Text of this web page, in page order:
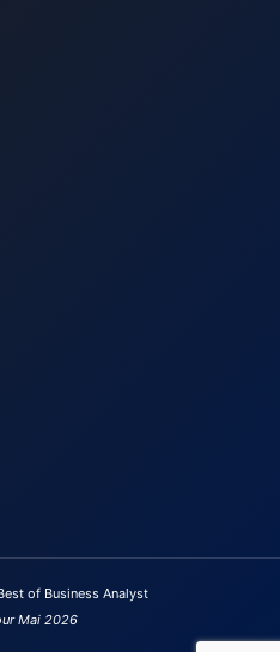
of Business Analyst
Mai 2026